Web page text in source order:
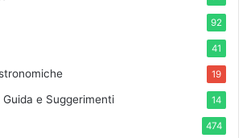
92
41
19
e Suggerimenti 14
474